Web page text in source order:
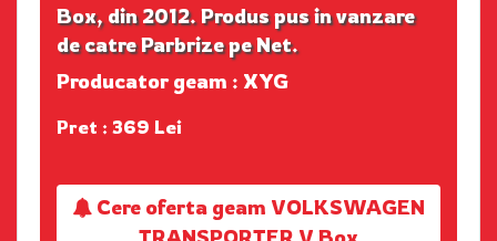
Box, din 2012. Produs pus in vanzare
de catre Parbrize pe Net.
Producator geam : XYG
Pret : 369 Lei
Cere oferta geam VOLKSWAGEN